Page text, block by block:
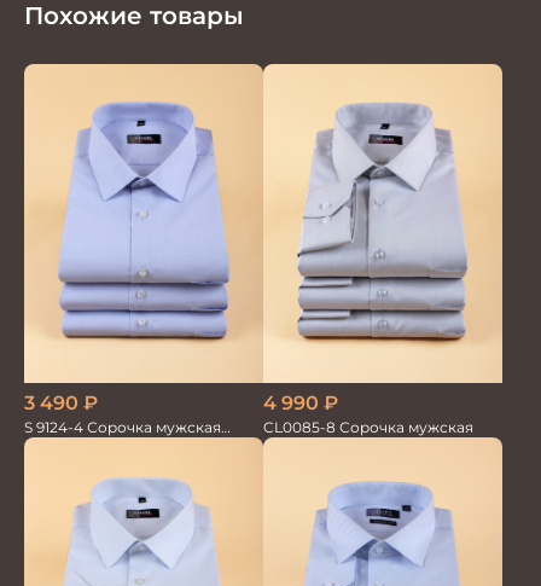
Похожие товары
3 490 ₽
S 9124-4 Сорочка мужская
короткий рукав
4 990 ₽
CL0085-8 Сорочка мужская